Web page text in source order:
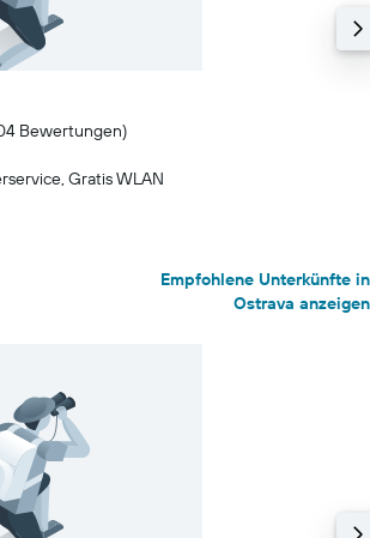
Bewertungen)
Gratis WLAN
Empfohlene Unterkünfte in
Ostrava anzeigen